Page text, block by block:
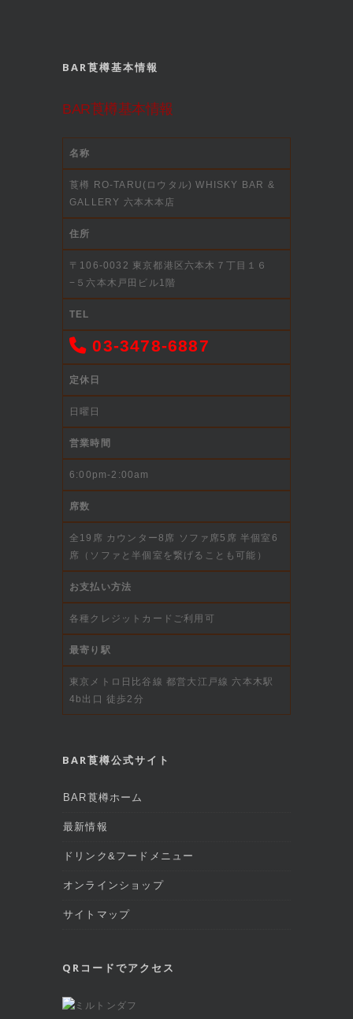
BAR莨樽基本情報
BAR莨樽基本情報
名称
莨樽 RO-TARU(ロウタル) WHISKY BAR &
GALLERY 六本木本店
住所
〒106-0032 東京都港区六本木７丁目１６
−５六本木戸田ビル1階
TEL
03-3478-6887
定休日
日曜日
営業時間
6:00pm-2:00am
席数
全19席 カウンター8席 ソファ席5席 半個室6
席（ソファと半個室を繋げることも可能）
お支払い方法
各種クレジットカードご利用可
最寄り駅
東京メトロ日比谷線 都営大江戸線 六本木駅
4b出口 徒歩2分
BAR莨樽公式サイト
BAR莨樽ホーム
最新情報
ドリンク&フードメニュー
オンラインショップ
サイトマップ
QRコードでアクセス